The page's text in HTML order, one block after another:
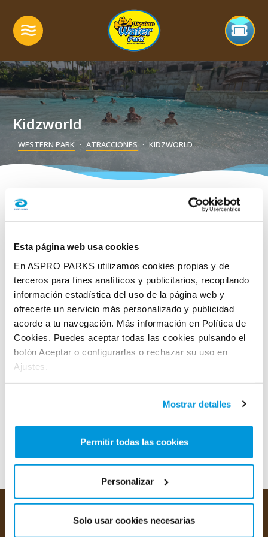
Esta página web usa cookies
En ASPRO PARKS utilizamos cookies propias y de
terceros para fines analíticos y publicitarios, recopilando
información estadística del uso de la página web y
ofrecerte un servicio más personalizado y publicidad
acorde a tu navegación. Más información en Política de
Cookies. Puedes aceptar todas las cookies pulsando el
botón Aceptar o configurarlas o rechazar su uso en
Ajustes.
Mostrar detalles
Permitir todas las cookies
Personalizar
Solo usar cookies necesarias
Kidzworld
WESTERN PARK ATRACCIONES KIDZWORLD
La
Ponderosa
El Álamo